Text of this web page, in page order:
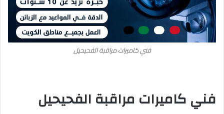
فني كاميرات مراقبة الفحيحيل
فني كاميرات مراقبة الفحيحيل